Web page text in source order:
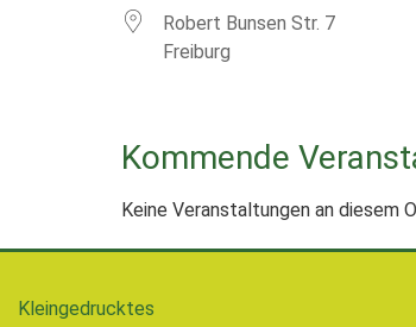
Robert Bunsen Str. 7
Freiburg
Kommende
Keine Veranstaltungen an diesem
Kleingedrucktes